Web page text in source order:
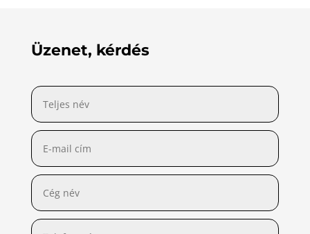
Üzenet, kérdés